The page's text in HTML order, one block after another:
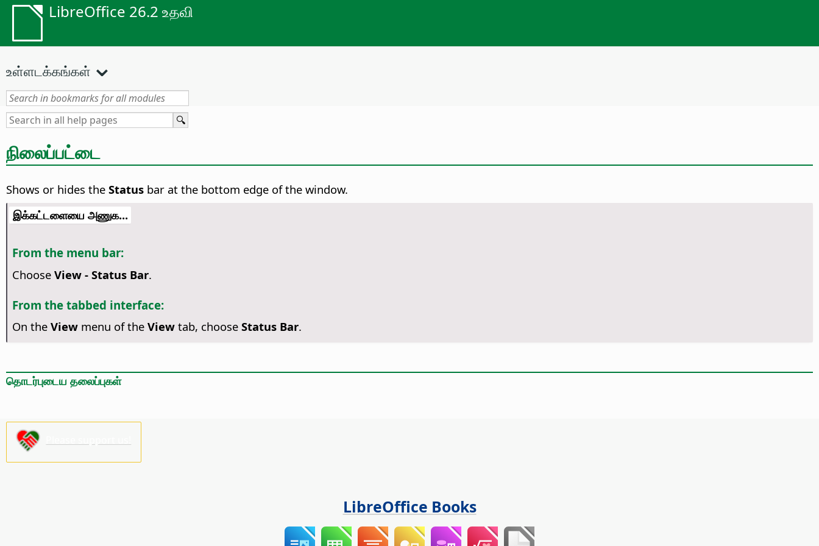
LibreOffice 26.2 உதவி
உள்ளடக்கங்கள்
நிலைப்பட்டை
Shows or hides the Status bar at the bottom edge of the window.
இக்கட்டளையை அணுக...
From the menu bar:
Choose View - Status Bar.
From the tabbed interface:
On the Viewmenu of the Viewtab, choose Status Bar.
தொடர்புடைய தலைப்புகள்
LibreOffice Books